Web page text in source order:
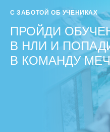
С ЗАБОТОЙ ОБ УЧЕНИКАХ
ПРОЙДИ
В НЛИ И
В КОМАНДУ